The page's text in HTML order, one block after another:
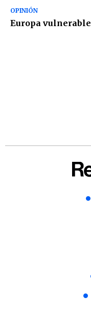
OPINIÓN
Europa vulnerable